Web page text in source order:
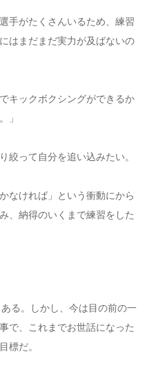
手がたくさんいるため、練習
はまだまだ実力が及ばないの
キックボクシングができるか
」
絞って自分を追い込みたい。
なければ」という衝動にから
、納得のいくまで練習をした
る。しかし、今は目の前の一
で、これまでお世話になった
標だ。